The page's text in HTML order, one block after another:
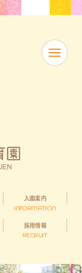
入園案内
INFORMATION
採用情報
RECRUIT